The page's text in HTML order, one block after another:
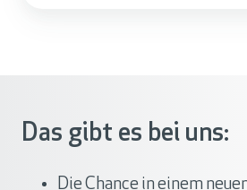
Das gibt es bei uns:
Die Chance in einem